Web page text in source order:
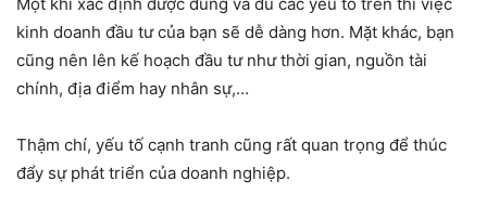
kinh doanh đầu tư của bạn sẽ dễ dàng hơn. Mặt khác, bạn
cũng nên lên kế hoạch đầu tư như thời gian, nguồn tài
chính, địa điểm hay nhân sự,…
Thậm chí, yếu tố cạnh tranh cũng rất quan trọng để thúc
đẩy sự phát triển của doanh nghiệp.